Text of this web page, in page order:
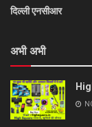
दिल्ली एनसीआर
अभी अभी